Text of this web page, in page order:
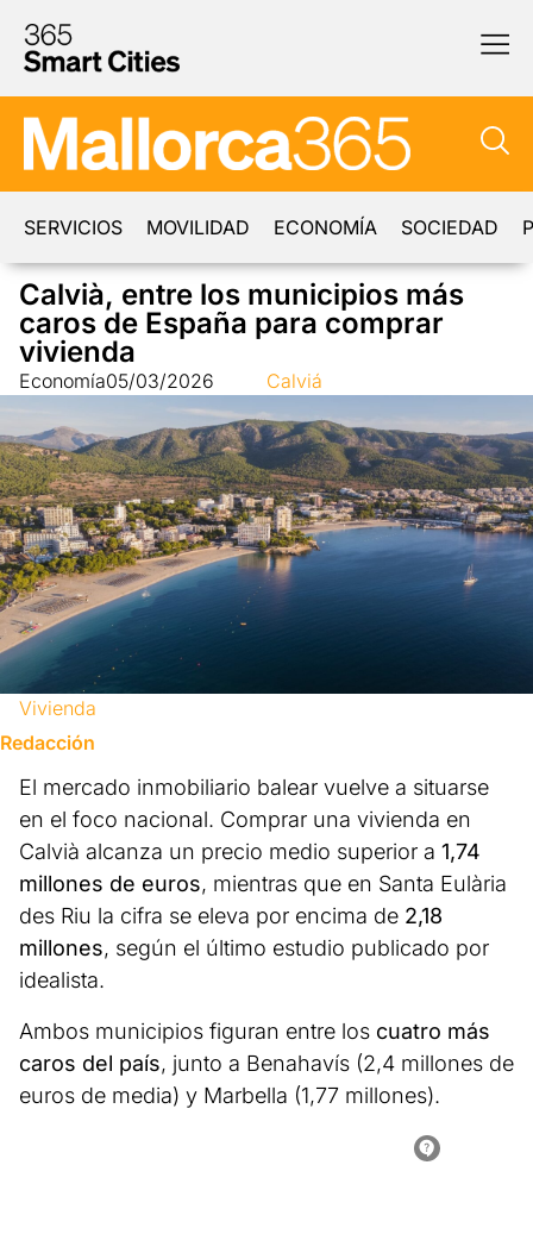
SERVICIOS MOVILIDAD ECONOMÍA SOCIEDAD
Calvià, entre los municipios más
caros de España para comprar
vivienda
Economía05/03/2026 Calviá
Vivienda
Redacción
El mercado inmobiliario balear vuelve a situarse
en el foco nacional. Comprar una vivienda en
Calvià alcanza un precio medio superior a 1,74
millones de euros, mientras que en Santa Eulària
des Riu la cifra se eleva por encima de 2,18
millones, según el último estudio publicado por
idealista.
Ambos municipios figuran entre los cuatro más
caros del país, junto a Benahavís (2,4 millones de
euros de media) y Marbella (1,77 millones).